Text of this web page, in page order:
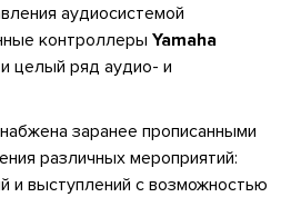
аудиосистемой
контроллеры Yamaha
и целый ряд аудио- и
заранее прописанными
различных мероприятий:
и выступлений с возможностью